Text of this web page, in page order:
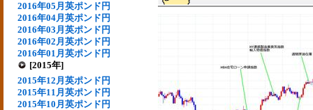
2016年05月英ポンド円
2016年04月英ポンド円
2016年03月英ポンド円
2016年02月英ポンド円
2016年01月英ポンド円
[2015年]
2015年12月英ポンド円
2015年11月英ポンド円
2015年10月英ポンド円